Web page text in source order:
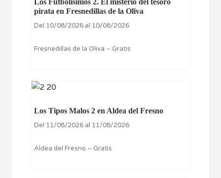
pirata en Fresnedillas de la Oliva
Del 10/08/2026 al 10/08/2026
Fresnedillas de la Oliva – Gratis
Los Tipos Malos 2 en Aldea del Fresno
Del 11/08/2026 al 11/08/2026
Aldea del Fresno – Gratis